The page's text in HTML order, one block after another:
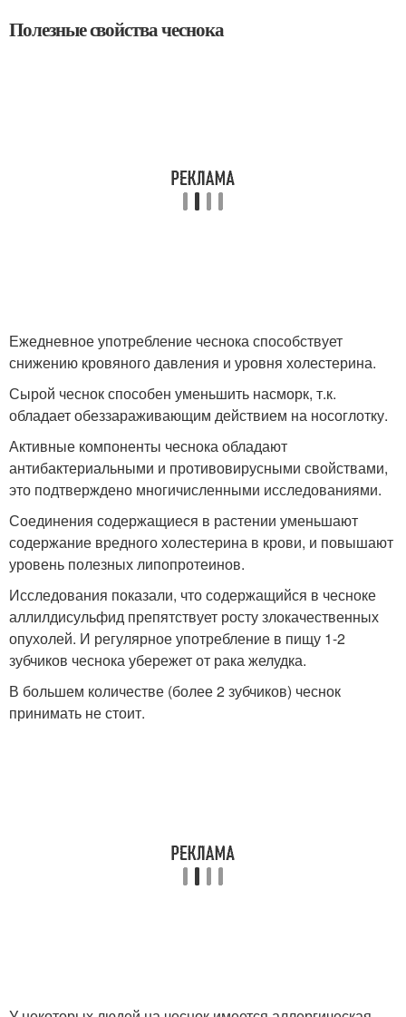
Полезные свойства чеснока
Ежедневное употребление чеснока способствует
снижению кровяного давления и уровня холестерина.
Сырой чеснок способен уменьшить насморк, т.к.
обладает обеззараживающим действием на носоглотку.
Активные компоненты чеснока обладают
антибактериальными и противовирусными свойствами,
это подтверждено многичисленными исследованиями.
Соединения содержащиеся в растении уменьшают
содержание вредного холестерина в крови, и повышают
уровень полезных липопротеинов.
Исследования показали, что содержащийся в чесноке
аллилдисульфид препятствует росту злокачественных
опухолей. И регулярное употребление в пищу 1-2
зубчиков чеснока убережет от рака желудка.
В большем количестве (более 2 зубчиков) чеснок
принимать не стоит.